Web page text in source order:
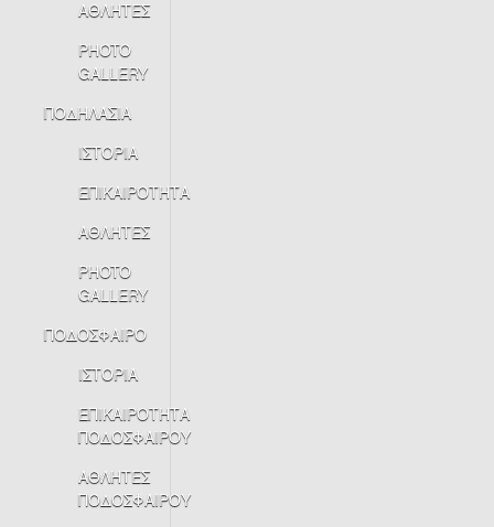
ΑΘΛΗΤΕΣ
PHOTO
GALLERY
ΠΟΔΗΛΑΣΙΑ
ΙΣΤΟΡΙΑ
ΕΠΙΚΑΙΡΟΤΗΤΑ
ΑΘΛΗΤΕΣ
PHOTO
GALLERY
ΠΟΔΟΣΦΑΙΡΟ
ΙΣΤΟΡΙΑ
ΕΠΙΚΑΙΡΟΤΗΤΑ
ΠΟΔΟΣΦΑΙΡΟΥ
ΑΘΛΗΤΕΣ
ΠΟΔΟΣΦΑΙΡΟΥ